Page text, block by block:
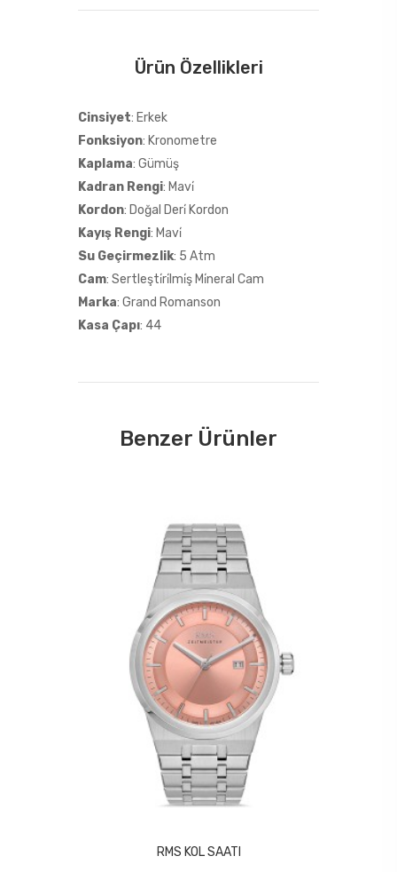
Ürün Özellikleri
Cinsiyet: Erkek
Fonksiyon: Kronometre
Kaplama: Gümüş
Kadran Rengi: Mavi̇
Kordon: Doğal Deri̇ Kordon
Kayış Rengi: Mavi̇
Su Geçirmezlik: 5 Atm
Cam: Sertleşti̇ri̇lmi̇ş Mi̇neral Cam
Marka: Grand Romanson
Kasa Çapı: 44
Benzer Ürünler
RMS KOL SAATI